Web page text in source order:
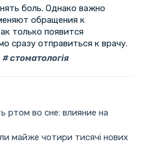
боль. Однако важно
обращения к
только появится
сразу отправиться к врачу.
стоматологія
ртом во сне: влияние на
майже чотири тисячі нових